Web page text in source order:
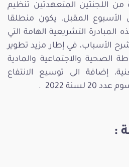
اللجنتين المتعهدتين تنظيم
الأسبوع المقبل، يكون منطلقا
التشريعية الهامة التي
الأسباب، في إطار مزيد تطوير
الصحية والاجتماعية والمادية
إضافة الى توسيع الانتفاع
لسنة 2022 .
: